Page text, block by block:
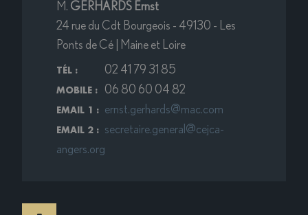
M. GERHARDS Ernst
24 rue du Cdt Bourgeois - 49130 - Les
Ponts de Cé | Maine et Loire
TÉL : 02 41 79 31 85
MOBILE : 06 80 60 04 82
EMAIL 1 : ernst.gerhards@mac.com
EMAIL 2 :
secretaire.general@cejca-
angers.org